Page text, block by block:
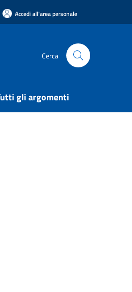
Accedi all'area personale
Cerca
gli argomenti